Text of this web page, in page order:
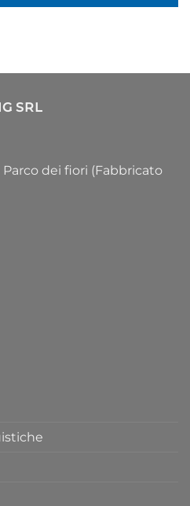
SRL
dei fiori (Fabbricato